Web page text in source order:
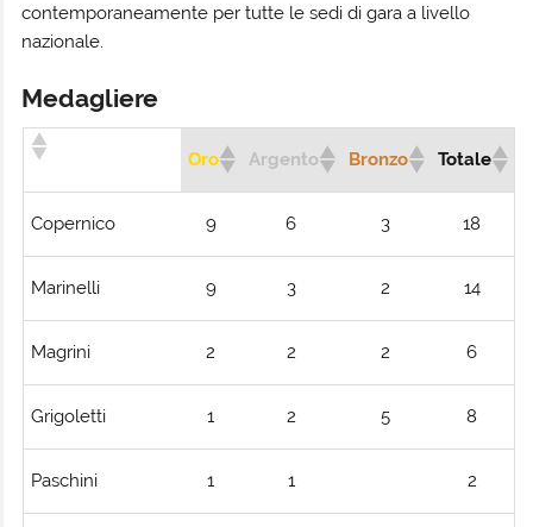
contemporaneamente per tutte le sedi di gara a livello
nazionale.
Medagliere
Oro Argento Bronzo Totale
Copernico 9 6 3 18
Marinelli 9 3 2 14
Magrini 2 2 2 6
Grigoletti 1 2 5 8
Paschini 1 1 2